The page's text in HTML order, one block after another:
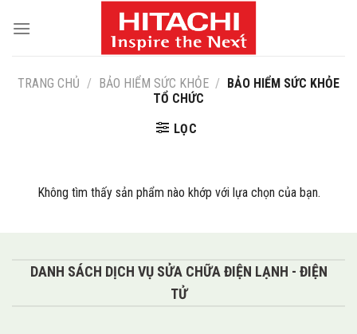
TRANG CHỦ / BẢO HIỂM SỨC KHỎE / BẢO HIỂM SỨC KHỎE
TỔ CHỨC
LỌC
Không tìm thấy sản phẩm nào khớp với lựa chọn của bạn.
DANH SÁCH DỊCH VỤ SỬA CHỮA ĐIỆN LẠNH - ĐIỆN
TỬ